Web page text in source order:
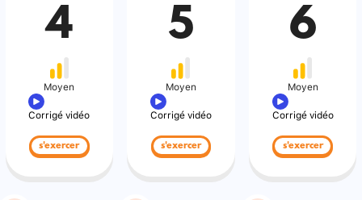
4
Moyen
Corrigé vidéo
s'exercer
5
Moyen
Corrigé vidéo
s'exercer
6
Moyen
Corrigé vidéo
s'exercer